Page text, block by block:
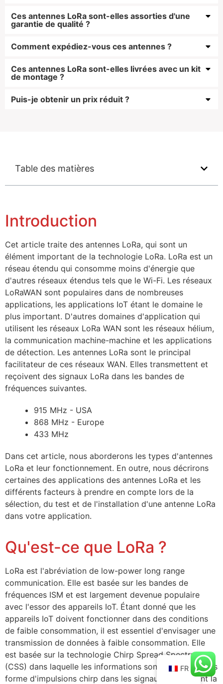
Ces antennes LoRa sont-elles assorties d'une
garantie de qualité ?
Comment expédiez-vous ces antennes ?
Ces antennes LoRa sont-elles livrées avec un kit
de montage ?
Puis-je obtenir un prix réduit ?
Table des matières
Introduction
Cet article traite des antennes LoRa, qui sont un
élément important de la technologie LoRa. LoRa est un
réseau étendu qui consomme moins d'énergie que
d'autres réseaux étendus tels que le Wi-Fi. Les réseaux
LoRaWAN sont populaires dans de nombreuses
applications, les applications IoT étant le domaine le
plus important. D'autres domaines d'application qui
utilisent les réseaux LoRa WAN sont les réseaux hélium,
la communication machine-machine et les applications
de détection. Les antennes LoRa sont le principal
facilitateur de ces réseaux WAN. Elles transmettent et
reçoivent des signaux LoRa dans les bandes de
fréquences suivantes.
915 MHz - USA
868 MHz - Europe
433 MHz
Dans cet article, nous aborderons les types d'antennes
LoRa et leur fonctionnement. En outre, nous décrirons
certaines des applications des antennes LoRa et les
différents facteurs à prendre en compte lors de la
sélection, du test et de l'installation d'une antenne LoRa
dans votre application.
Qu'est-ce que LoRa ?
LoRa est l'abréviation de low-power long range
communication. Elle est basée sur les bandes de
fréquences ISM et est largement devenue populaire
avec l'essor des appareils IoT. Étant donné que les
appareils IoT doivent fonctionner dans des conditions
de faible consommation, il est essentiel d'envisager une
transmission de données à faible consommation. Elle
est basée sur la technologie Chirp Spread Spectrum
(CSS) dans laquelle les informations sont intégrées sous
forme d'impulsions chirp dans les signaux radio avant la
FR